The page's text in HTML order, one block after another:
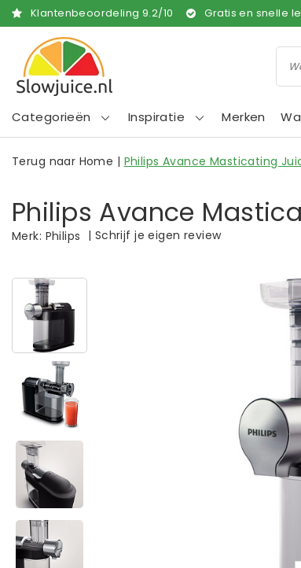
Klantenbeoordeling 9.2/10 Gratis en snelle
Categorieën Inspiratie Merken
Terug naar Home | Philips Avance Masticating
Philips Avance
Merk: Philips | Schrijf je eigen review